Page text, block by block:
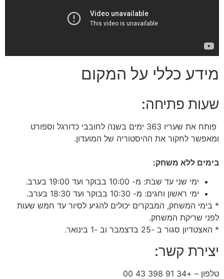
מידע כללי על המקום
שעות פתיחה:
פותח את שעריו 363 ימים בשנה לחובבי כדורגל וספורט
ומאפשר לחקור את ההיסטוריה של המועדון.
בימים ללא משחק:
ימי שני עד שבת: מ- 10:00 בבוקר ועד 19:00 בערב.
ימי ראשון וחגים: מ- 10:30 בבוקר ועד 18:30 בערב.
* בימי המשחק, המבקרים יכולים להגיע לסיור עד חמש שעות
לפני שריקת המשחק.
* האצטדיון סגור ב -25 בדצמבר וב -1 בינואר.
יצירת קשר:
טלפון – +34 91 398 43 00